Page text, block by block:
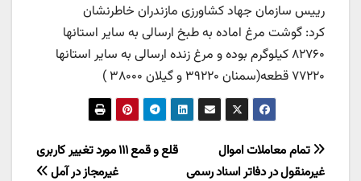
رییس سازمان جهاد کشاورزی مازندران خاطرنشان
کرد: گوشت مرغ اماده به طبخ ارسالی به سایر استانها
۸۲۷۶۰ کیلوگرم بوده و مرغ زنده ارسالی به سایر استانها
۷۷۲۲۰ قطعه(سمنان ۳۹۲۲۰ و گیلان ۳۸۰۰۰ )
راهبری
قلع و قمع ۱۱۱ مورد تغییر کاربری
غیرمجاز در آمل
تمام معاملات اموال
غیرمنقول در دفاتر اسناد رسمی